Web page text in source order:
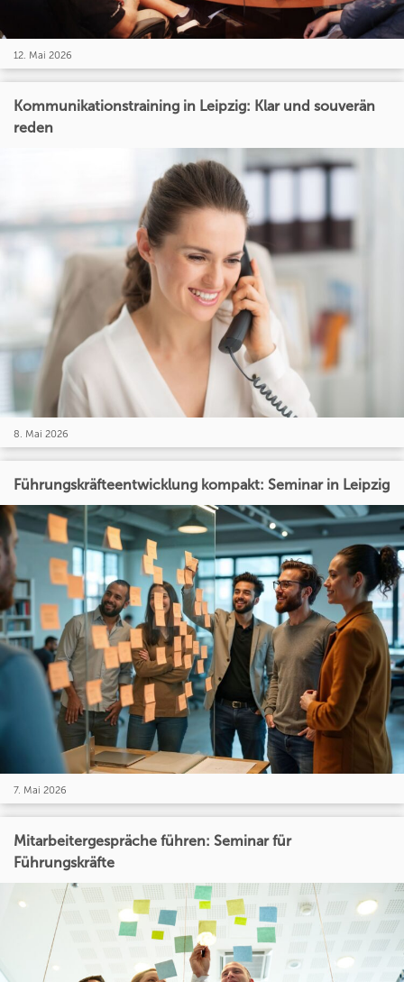
12. Mai 2026
Kommunikationstraining in Leipzig: Klar und souverän
reden
8. Mai 2026
Führungskräfteentwicklung kompakt: Seminar in Leipzig
7. Mai 2026
Mitarbeitergespräche führen: Seminar für
Führungskräfte